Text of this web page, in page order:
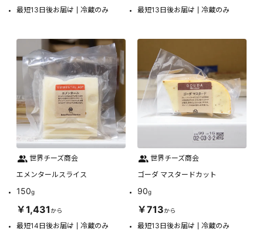
最短13日後お届け 冷蔵のみ 最短13日後お届け 冷蔵のみ
世界チーズ商会
エメンタールスライス
150g
￥1,431から
最短14日後お届け 冷蔵のみ
世界チーズ商会
ゴーダ マスタードカット
90g
￥713から
最短13日後お届け 冷蔵のみ